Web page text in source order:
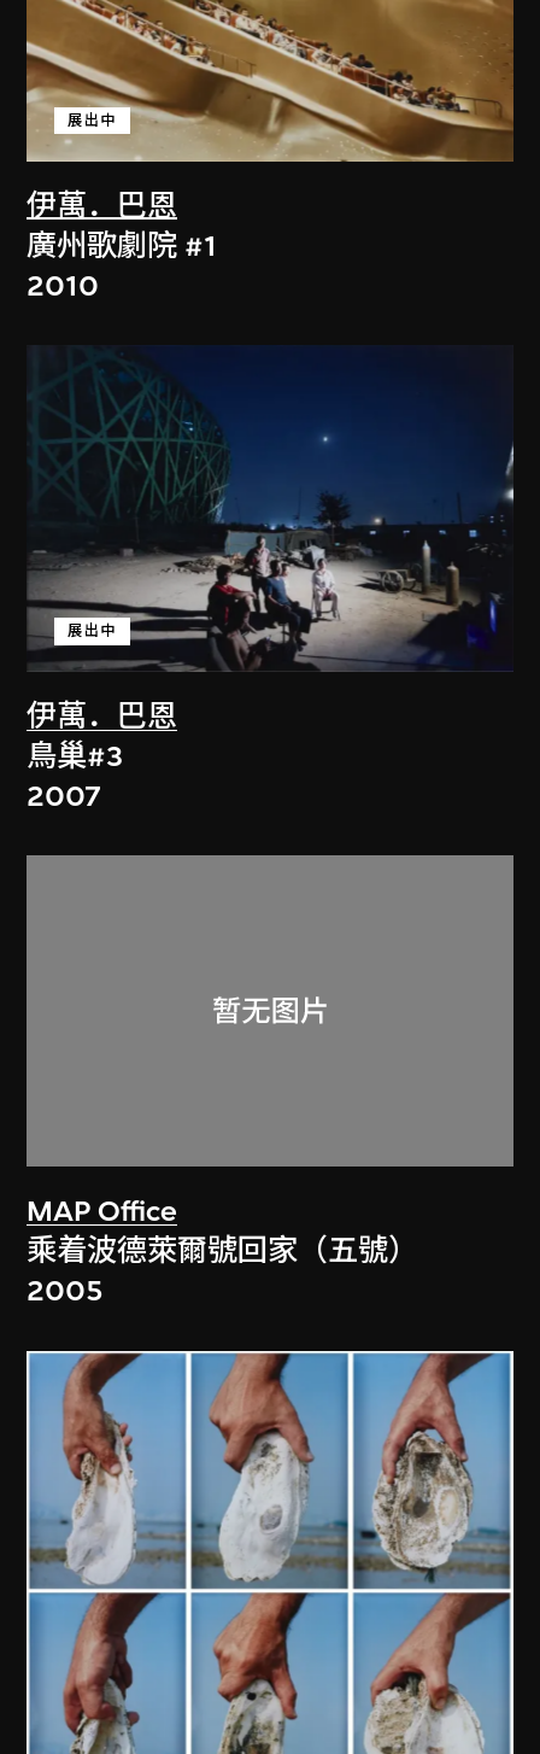
伊萬．巴恩
展出中
廣州歌劇院 #1
2010
伊萬．巴恩
展出中
鳥巢#3
2007
MAP Office
乘着波德萊爾號回家（五號）
2005